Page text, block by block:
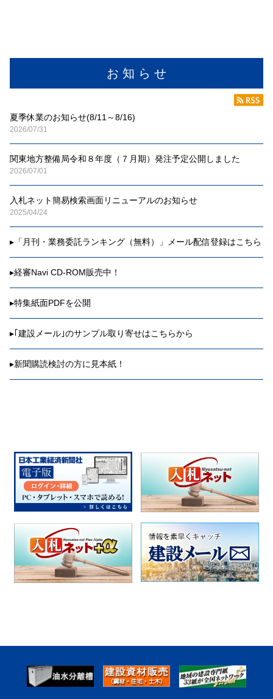
お 知 ら せ
夏季休業のお知らせ(8/11～8/16)
2026/07/31
関東地方整備局令和８年度（７月期）発注予定公開しました
2026/07/01
入札ネット簡易検索画面リニューアルのお知らせ
2025/04/24
▸ 「月刊・業務委託ランキング（無料）」メール配信登録はこちら
▸経審Navi CD-ROM販売中！
▸特集紙面PDFを公開
▸｢建設メール｣のサンプル取り寄せはこちらから
▸新聞購読検討の方に見本紙！